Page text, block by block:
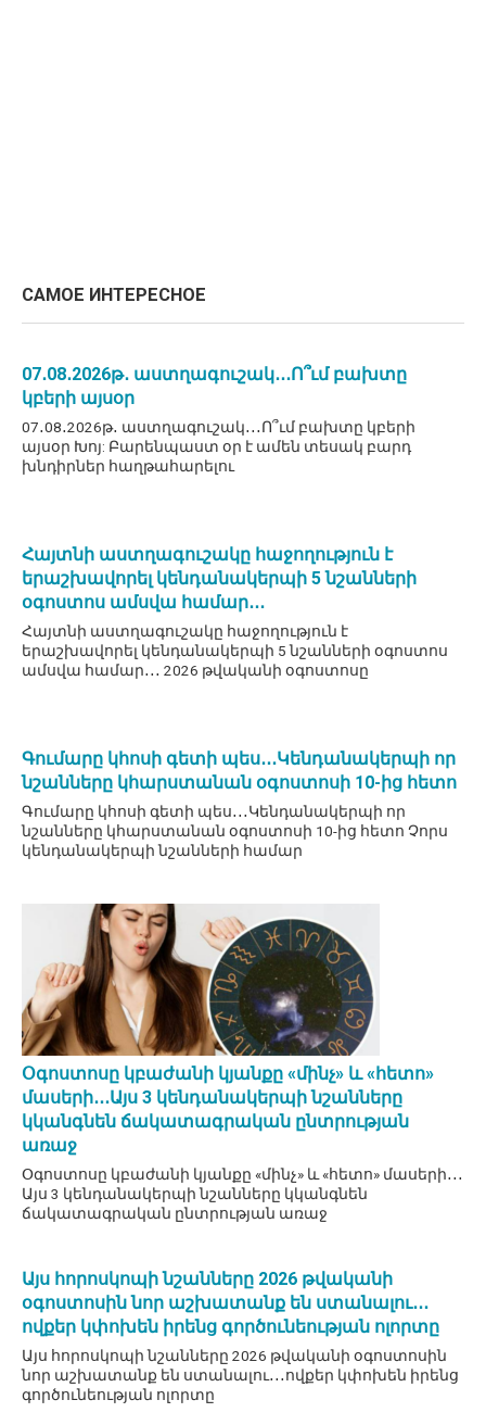
САМОЕ ИНТЕРЕСНОЕ
07․08․2026թ․ աստղագուշակ․․․Ո՞ւմ բախտը
կբերի այսօր
07․08․2026թ․ աստղագուշակ․․․Ո՞ւմ բախտը կբերի
այսօր Խոյ: Բարենպաստ օր է ամեն տեսակ բարդ
խնդիրներ հաղթահարելու
Հայտնի աստղագուշակը հաջողություն է
երաշխավորել կենդանակերպի 5 նշանների
օգոստոս ամսվա համար․․․
Հայտնի աստղագուշակը հաջողություն է
երաշխավորել կենդանակերպի 5 նշանների օգոստոս
ամսվա համար․․․ 2026 թվականի օգոստոսը
Գումարը կհոսի գետի պես․․․Կենդանակերպի որ
նշանները կհարստանան օգոստոսի 10-ից հետո
Գումարը կհոսի գետի պես․․․Կենդանակերպի որ
նշանները կհարստանան օգոստոսի 10-ից հետո Չորս
կենդանակերպի նշանների համար
Օգոստոսը կբաժանի կյանքը «մինչ» և «հետո»
մասերի․․․Այս 3 կենդանակերպի նշանները
կկանգնեն ճակատագրական ընտրության
առաջ
Օգոստոսը կբաժանի կյանքը «մինչ» և «հետո» մասերի․․․
Այս 3 կենդանակերպի նշանները կկանգնեն
ճակատագրական ընտրության առաջ
Այս հորոսկոպի նշանները 2026 թվականի
օգոստոսին նոր աշխատանք են ստանալու․․․
ովքեր կփոխեն իրենց գործունեության ոլորտը
Այս հորոսկոպի նշանները 2026 թվականի օգոստոսին
նոր աշխատանք են ստանալու․․․ովքեր կփոխեն իրենց
գործունեության ոլորտը